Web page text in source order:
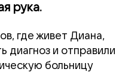
рука.
где живет Диана,
диагноз и отправили
больницу